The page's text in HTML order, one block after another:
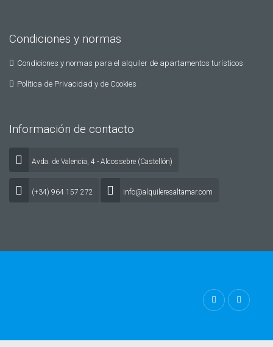
Condiciones y normas
Condiciones y normas para el alquiler de apartamentos turísticos
Política de Privacidad y de Cookies
Información de contacto
Avda. de Valencia, 4 - Alcossebre (Castellón)
(+34) 964 157 272 info@alquileresaltamar.com